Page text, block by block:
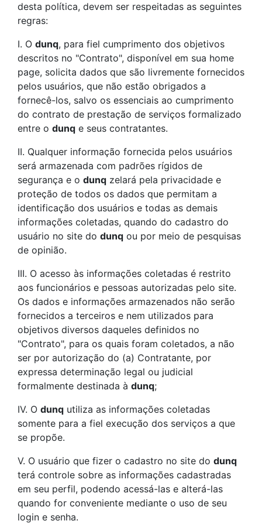
desta política, devem ser respeitadas as seguintes
regras:
I. O dunq, para fiel cumprimento dos objetivos
descritos no "Contrato", disponível em sua home
page, solicita dados que são livremente fornecidos
pelos usuários, que não estão obrigados a
fornecê-los, salvo os essenciais ao cumprimento
do contrato de prestação de serviços formalizado
entre o dunq e seus contratantes.
II. Qualquer informação fornecida pelos usuários
será armazenada com padrões rígidos de
segurança e o dunq zelará pela privacidade e
proteção de todos os dados que permitam a
identificação dos usuários e todas as demais
informações coletadas, quando do cadastro do
usuário no site do dunq ou por meio de pesquisas
de opinião.
III. O acesso às informações coletadas é restrito
aos funcionários e pessoas autorizadas pelo site.
Os dados e informações armazenados não serão
fornecidos a terceiros e nem utilizados para
objetivos diversos daqueles definidos no
"Contrato", para os quais foram coletados, a não
ser por autorização do (a) Contratante, por
expressa determinação legal ou judicial
formalmente destinada à dunq;
IV. O dunq utiliza as informações coletadas
somente para a fiel execução dos serviços a que
se propõe.
V. O usuário que fizer o cadastro no site do dunq
terá controle sobre as informações cadastradas
em seu perfil, podendo acessá-las e alterá-las
quando for conveniente mediante o uso de seu
login e senha.